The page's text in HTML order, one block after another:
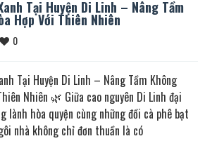
Tại Huyện Di Linh – Nâng Tầm
Hợp Với Thiên Nhiên
0
Tại Huyện Di Linh – Nâng Tầm Không
Nhiên 🌿 Giữa cao nguyên Di Linh đại
lành hòa quyện cùng những đồi cà phê bạt
nhà không chỉ đơn thuần là có